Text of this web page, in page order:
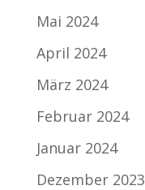
Mai 2024
April 2024
März 2024
Februar 2024
Januar 2024
Dezember 2023